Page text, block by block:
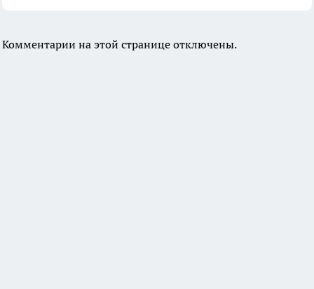
Комментарии на этой странице отключены.